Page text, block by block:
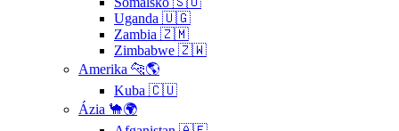
Uganda 🇺🇬
Zambia 🇿🇲
Zimbabwe 🇿🇼
Amerika 🐆🌎
Kuba 🇨🇺
Ázia 🐪🌍